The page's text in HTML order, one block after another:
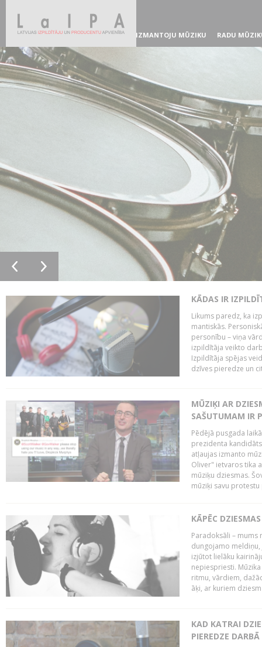
IZMANTOJU MŪZIKU RADU
KĀDAS IR
Likums paredz, ka
mantiskās.
personību – viņa
izpildītāja veikto
Izpildītāja spējas
dzīves pieredze un
MŪZIĶI AR
SAŠUTUMAM IR
Pēdējā pusgada
prezidenta
atļaujas izmanto
Oliver" ietvaros tika
mūziķu dziesmas.
mūziķi savu
KĀPĒC
Paradoksāli – mums
dungojamo
izjūtot lielāku
nepiespriesti.
ritmu, vārdiem,
āķi, ar kuriem
KAD KATRAI
PIEREDZE